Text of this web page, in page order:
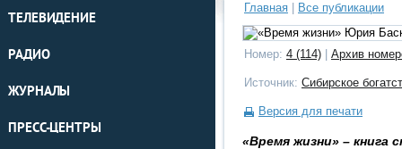
ТЕЛЕВИДЕНИЕ
РАДИО
ЖУРНАЛЫ
ПРЕСС-ЦЕНТРЫ
Главная Все публикации
Номер: 4 (114) Архив
Источник: Сибирское
Версия для печати
«Время жизни» – книга